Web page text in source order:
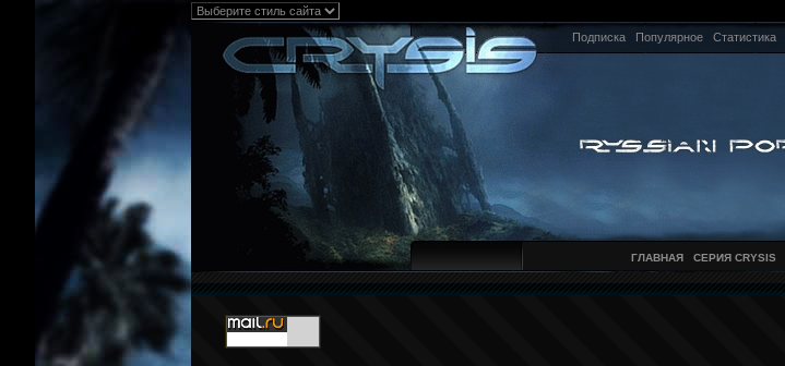
Подписка Популярное Статистика
ГЛАВНАЯ СЕРИЯ CRYSIS